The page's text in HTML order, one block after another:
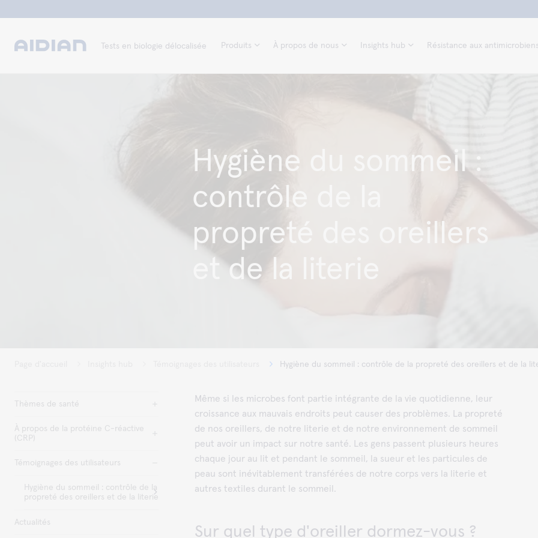
Tests en biologie délocalisée Produits À propos de nous Insights hub Résistance aux
Hygiène du sommeil :
contrôle de la
propreté des oreillers
et de la literie
Hygiène du sommeil : contrôle de la propreté des oreillers et de la
Thèmes de santé
À propos de la protéine C-réactive
(CRP)
Témoignages des utilisateurs
Hygiène du sommeil : contrôle de la
propreté des oreillers et de la literie
Actualités
Même si les microbes font partie intégrante de la vie quotidienne, leur
croissance aux mauvais endroits peut causer des problèmes. La propreté
de nos oreillers, de notre literie et de notre environnement de sommeil
peut avoir un impact sur notre santé. Les gens passent plusieurs heures
chaque jour au lit et pendant le sommeil, la sueur et les particules de
peau sont inévitablement transférées de notre corps vers la literie et
autres textiles durant le sommeil.
Sur quel type d'oreiller dormez-vous ?